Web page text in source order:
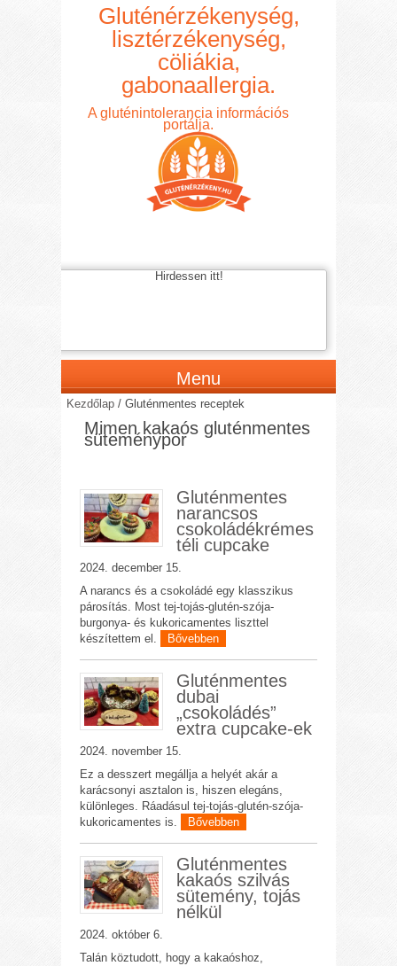
Gluténérzékenység,
lisztérzékenység,
cöliákia,
gabonaallergia.
A gluténintolerancia információs
portálja.
Hirdessen itt!
Menu
Kezdőlap /Gluténmentes receptek
Mimen kakaós gluténmentes
süteménypor
Gluténmentes
narancsos
csokoládékrémes
téli cupcake
2024. december 15.
A narancs és a csokoládé egy klasszikus
párosítás. Most tej-tojás-glutén-szója-
burgonya- és kukoricamentes liszttel
készítettem el.
Bővebben
Gluténmentes
dubai
„csokoládés”
extra cupcake-ek
2024. november 15.
Ez a desszert megállja a helyét akár a
karácsonyi asztalon is, hiszen elegáns,
különleges. Ráadásul tej-tojás-glutén-szója-
kukoricamentes is.
Bővebben
Gluténmentes
kakaós szilvás
sütemény, tojás
nélkül
2024. október 6.
Talán köztudott, hogy a kakaóshoz,